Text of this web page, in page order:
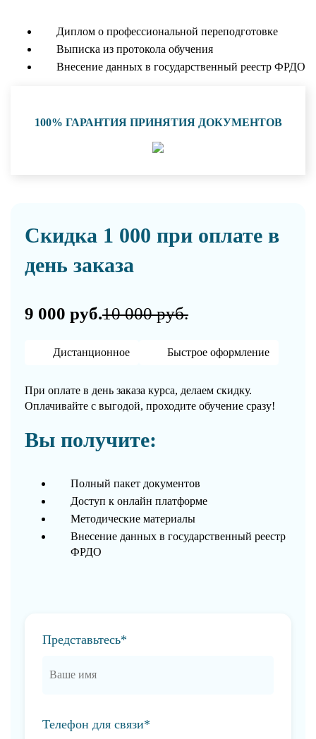
Диплом о профессиональной переподготовке
Выписка из протокола обучения
Внесение данных в государственный реестр ФРДО
100% ГАРАНТИЯ ПРИНЯТИЯ ДОКУМЕНТОВ
Скидка 1 000 при оплате в
день заказа
9 000 руб.10 000 руб.
Дистанционное Быстрое оформление
При оплате в день заказа курса, делаем скидку.
Оплачивайте с выгодой, проходите обучение сразу!
Вы получите:
Полный пакет документов
Доступ к онлайн платформе
Методические материалы
Внесение данных в государственный реестр
ФРДО
Представьтесь*
Телефон для связи*